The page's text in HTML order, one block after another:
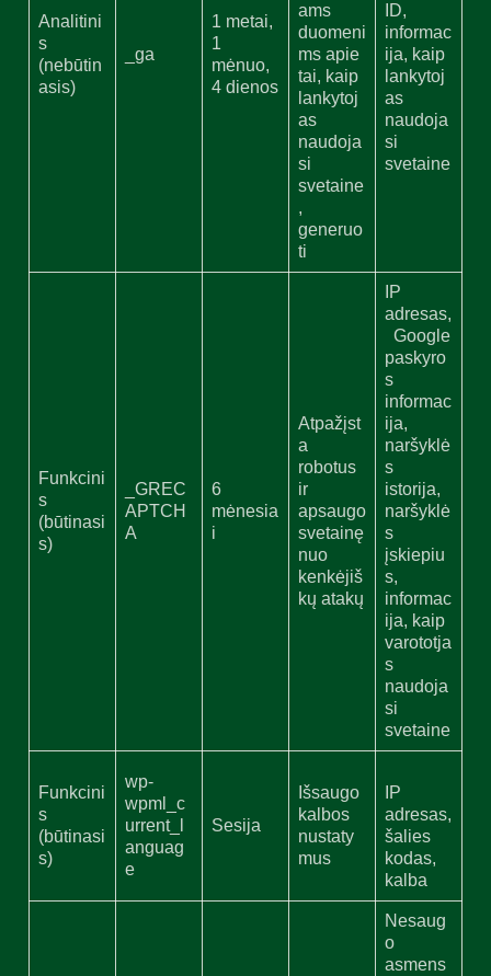
Analitini
s
(nebūtin
asis)
_ga
1 metai,
1
mėnuo,
4 dienos
ams
duomeni
ms apie
tai, kaip
lankytoj
as
naudoja
si
svetaine
,
generuo
ti
ID,
informac
ija, kaip
lankytoj
as
naudoja
si
svetaine
Funkcini
s
(būtinasi
s)
_GREC
APTCH
A
6
mėnesia
i
Atpažįst
a
robotus
ir
apsaugo
svetainę
nuo
kenkėjiš
kų atakų
IP
adresas,
Google
paskyro
s
informac
ija,
naršyklė
s
istorija,
naršyklė
s
įskiepiu
s,
informac
ija, kaip
varototja
s
naudoja
si
svetaine
Funkcini
s
(būtinasi
s)
wp-
wpml_c
urrent_l
anguag
e
Sesija
Išsaugo
kalbos
nustaty
mus
IP
adresas,
šalies
kodas,
kalba
Nesaug
o
asmens